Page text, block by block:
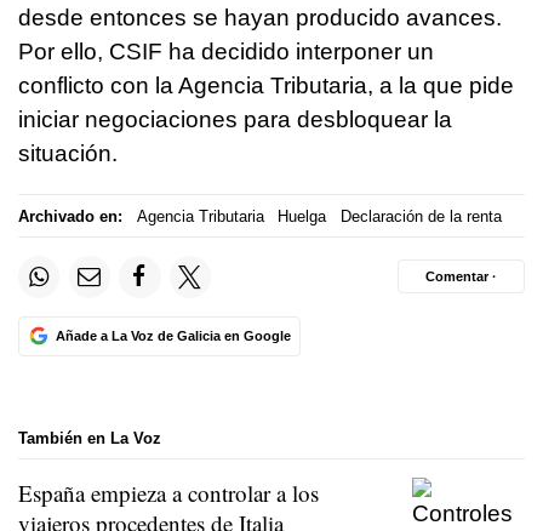
desde entonces se hayan producido avances.
Por ello, CSIF ha decidido interponer un
conflicto con la Agencia Tributaria, a la que pide
iniciar negociaciones para desbloquear la
situación.
Archivado en: Agencia Tributaria Huelga Declaración de la renta
Añade a La Voz de Galicia en Google
Comentar ·
También en La Voz
España empieza a controlar a los
viajeros procedentes de Italia